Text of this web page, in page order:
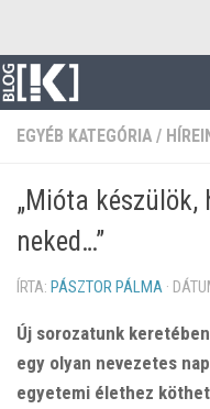
EGYÉB KATEGÓRIA /
„Mióta készülök,
neked…”
ÍRTA: PÁSZTOR PÁLMA ·
Új sorozatunk
egy olyan nevezetes
egyetemi élethez